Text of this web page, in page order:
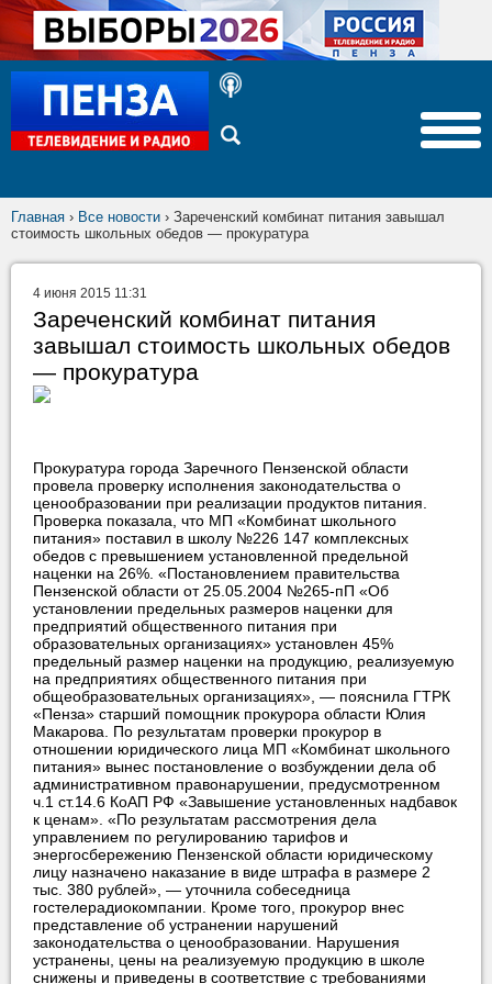
Главная › Все новости › Зареченский комбинат питания завышал
стоимость школьных обедов — прокуратура
4 июня 2015 11:31
Зареченский комбинат питания
завышал стоимость школьных обедов
— прокуратура
Прокуратура города Заречного Пензенской области
провела проверку исполнения законодательства о
ценообразовании при реализации продуктов питания.
Проверка показала, что МП «Комбинат школьного
питания» поставил в школу №226 147 комплексных
обедов с превышением установленной предельной
наценки на 26%. «Постановлением правительства
Пензенской области от 25.05.2004 №265-пП «Об
установлении предельных размеров наценки для
предприятий общественного питания при
образовательных организациях» установлен 45%
предельный размер наценки на продукцию, реализуемую
на предприятиях общественного питания при
общеобразовательных организациях», — пояснила ГТРК
«Пенза» старший помощник прокурора области Юлия
Макарова. По результатам проверки прокурор в
отношении юридического лица МП «Комбинат школьного
питания» вынес постановление о возбуждении дела об
административном правонарушении, предусмотренном
ч.1 ст.14.6 КоАП РФ «Завышение установленных надбавок
к ценам». «По результатам рассмотрения дела
управлением по регулированию тарифов и
энергосбережению Пензенской области юридическому
лицу назначено наказание в виде штрафа в размере 2
тыс. 380 рублей», — уточнила собеседница
гостелерадиокомпании. Кроме того, прокурор внес
представление об устранении нарушений
законодательства о ценообразовании. Нарушения
устранены, цены на реализуемую продукцию в школе
снижены и приведены в соответствие с требованиями